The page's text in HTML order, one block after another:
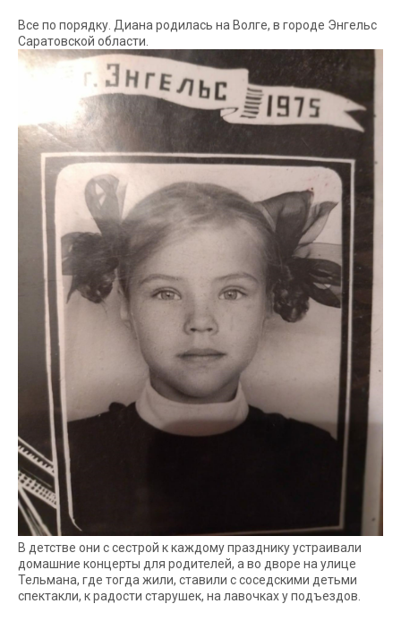
Все по порядку. Диана родилась на Волге, в городе Энгельс
Cаратовской области.
В детстве они с сестрой к каждому празднику устраивали
домашние концерты для родителей, а во дворе на улице
Тельмана, где тогда жили, ставили с соседскими детьми
спектакли, к радости старушек, на лавочках у подъездов.